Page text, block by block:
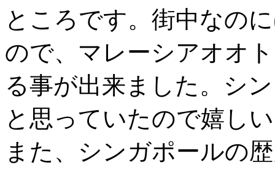
ところです。街中なの
ので、マレーシアオオ
る事が出来ました。シ
と思っていたので嬉し
また、シンガポールの